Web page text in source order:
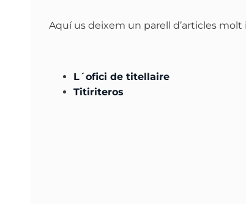
Aquí us deixem un parell d’articles
L´ofici de titellaire
Titiriteros